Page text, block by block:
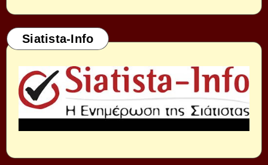
Siatista-Info